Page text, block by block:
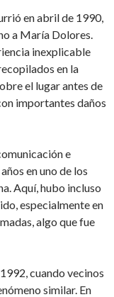
en abril de 1990,
a María Dolores.
inexplicable
en la
el lugar antes de
importantes daños
e
en uno de los
Aquí, hubo incluso
especialmente en
algo que fue
cuando vecinos
similar. En